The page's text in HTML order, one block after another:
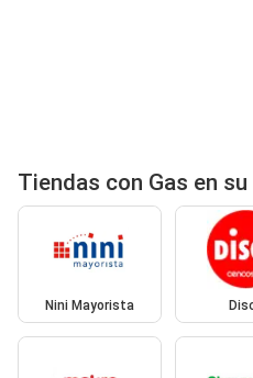
Tiendas con Gas en
Nini Mayorista